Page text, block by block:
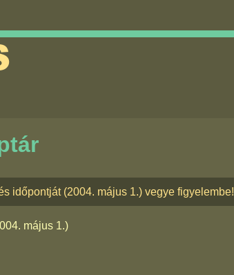
időpontját (2004. május 1.) vegye figyelembe!
május 1.)